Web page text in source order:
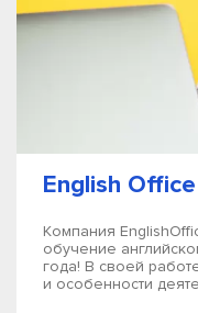
English Office
Компания
обучение
года! В своей
и особенности